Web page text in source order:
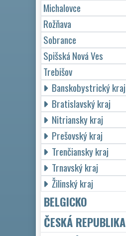
Michalovce
Rožňava
Sobrance
Spišská Nová Ves
Trebišov
Banskobystrický kraj
Bratislavský kraj
Nitriansky kraj
Prešovský kraj
Trenčiansky kraj
Trnavský kraj
Žilinský kraj
BELGICKO
ČESKÁ REPUBLIKA